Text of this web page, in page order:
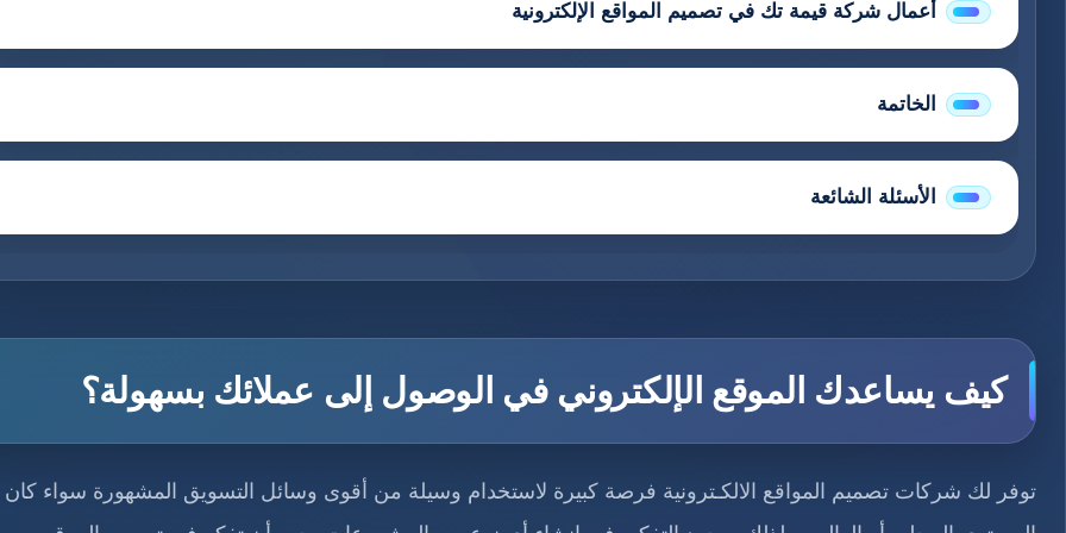
أعمال شركة قيمة تك في تصميم المواقع الإلكترونية
الخاتمة
الأسئلة الشائعة
كيف يساعدك الموقع الإلكتروني في الوصول إلى عملائك بسهولة؟
توفر لك شركات تصميم المواقع الالكـترونية فرصة كبيرة لاستخدام وسيلة من أقوى وسائل التسويق المشهورة سواء